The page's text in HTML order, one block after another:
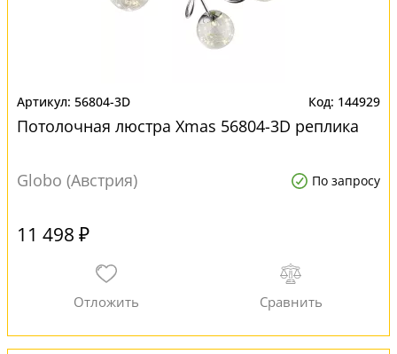
56804-3D 144929
Потолочная люстра Xmas 56804-3D реплика
Globo (Австрия) По запросу
11 498 ₽